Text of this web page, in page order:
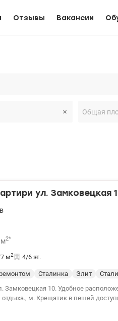
Отзывы Вакансии
ул. Замковецкая
2*
м2 4/6 эт.
Сталинка Элит
Замковецкая 10. Удобное
м. Крещатик в пешей